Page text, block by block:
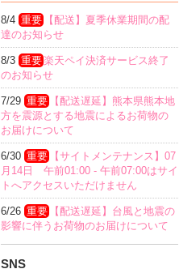
8/4 重要
【配送】夏季休業期間の配
達のお知らせ
8/3 重要楽天ペイ決済サービス終了
のお知らせ
7/29 重要
【配送遅延】熊本県熊本地
方を震源とする地震によるお荷物の
お届けについて
6/30 重要
【サイトメンテナンス】07
月14日 午前01:00 - 午前07:00はサイ
トへアクセスいただけません
6/26 重要
【配送遅延】台風と地震の
影響に伴うお荷物のお届けについて
SNS